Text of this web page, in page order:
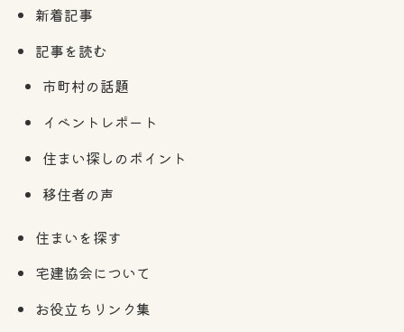
新着記事
記事を読む
市町村の話題
イベントレポート
住まい探しのポイント
移住者の声
住まいを探す
宅建協会について
お役立ちリンク集